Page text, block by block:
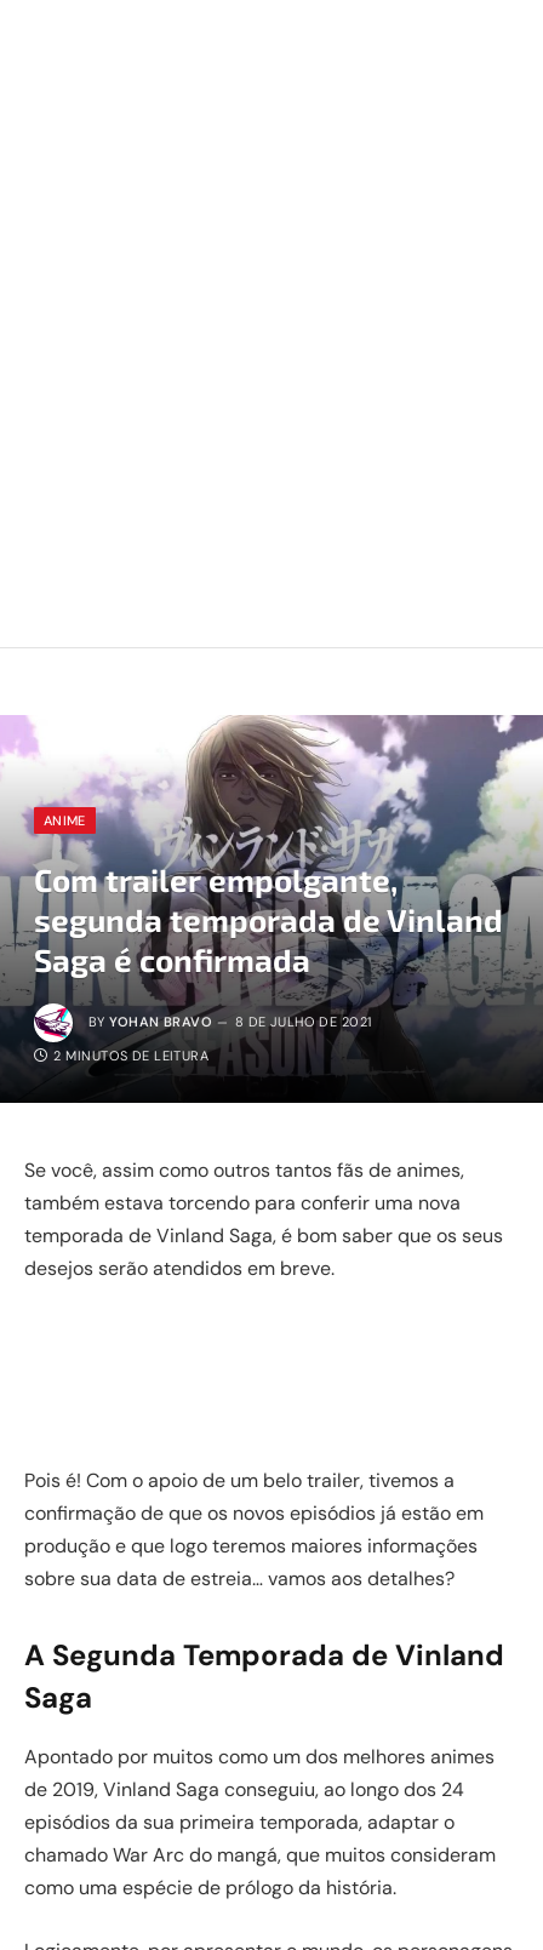
ANIME
Com trailer empolgante,
segunda temporada de Vinland
Saga é confirmada
BY YOHAN BRAVO 8 DE JULHO DE 2021
2 MINUTOS DE LEITURA
Se você, assim como outros tantos fãs de animes,
também estava torcendo para conferir uma nova
temporada de Vinland Saga, é bom saber que os seus
desejos serão atendidos em breve.
Pois é! Com o apoio de um belo trailer, tivemos a
confirmação de que os novos episódios já estão em
produção e que logo teremos maiores informações
sobre sua data de estreia… vamos aos detalhes?
A Segunda Temporada de Vinland
Saga
Apontado por muitos como um dos melhores animes
de 2019, Vinland Saga conseguiu, ao longo dos 24
episódios da sua primeira temporada, adaptar o
chamado War Arc do mangá, que muitos consideram
como uma espécie de prólogo da história.